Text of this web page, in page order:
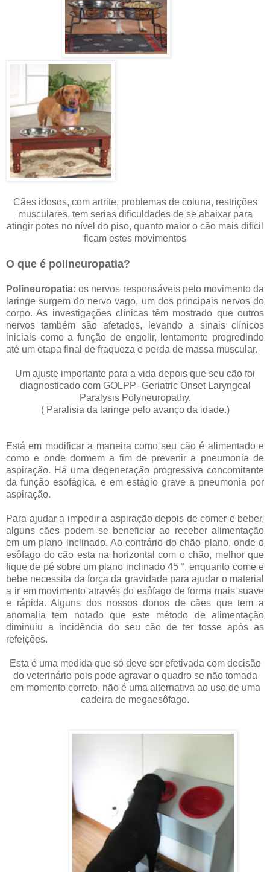
Cães idosos, com artrite, problemas de coluna, restrições
musculares, tem serias dificuldades de se abaixar para
atingir potes no nível do piso, quanto maior o cão mais difícil
ficam estes movimentos
O que é polineuropatia?
Polineuropatia: os nervos responsáveis ​​pelo movimento da
laringe surgem do nervo vago, um dos principais nervos do
corpo. As investigações clínicas têm mostrado que outros
nervos também são afetados, levando a sinais clínicos
iniciais como a função de engolir, lentamente progredindo
até um etapa final de fraqueza e perda de massa muscular.
Um ajuste importante para a vida depois que seu cão foi
diagnosticado com GOLPP- Geriatric Onset Laryngeal
Paralysis Polyneuropathy.
( Paralisia da laringe pelo avanço da idade.)
Está em modificar a maneira como seu cão é alimentado e
como e onde dormem a fim de prevenir a pneumonia de
aspiração. Há uma degeneração progressiva concomitante
da função esofágica, e em estágio grave a pneumonia por
aspiração.
Para ajudar a impedir a aspiração depois de comer e beber,
alguns cães podem se beneficiar ao receber alimentação
em um plano inclinado. Ao contrário do chão plano, onde o
esôfago do cão esta na horizontal com o chão, melhor que
fique de pé sobre um plano inclinado 45 °, enquanto come e
bebe necessita da força da gravidade para ajudar o material
a ir em movimento através do esôfago de forma mais suave
e rápida. Alguns dos nossos donos de cães que tem a
anomalia tem notado que este método de alimentação
diminuiu a incidência do seu cão de ter tosse após as
refeições.
Esta é uma medida que só deve ser efetivada com decisão
do veterinário pois pode agravar o quadro se não tomada
em momento correto, não é uma alternativa ao uso de uma
cadeira de megaesôfago.